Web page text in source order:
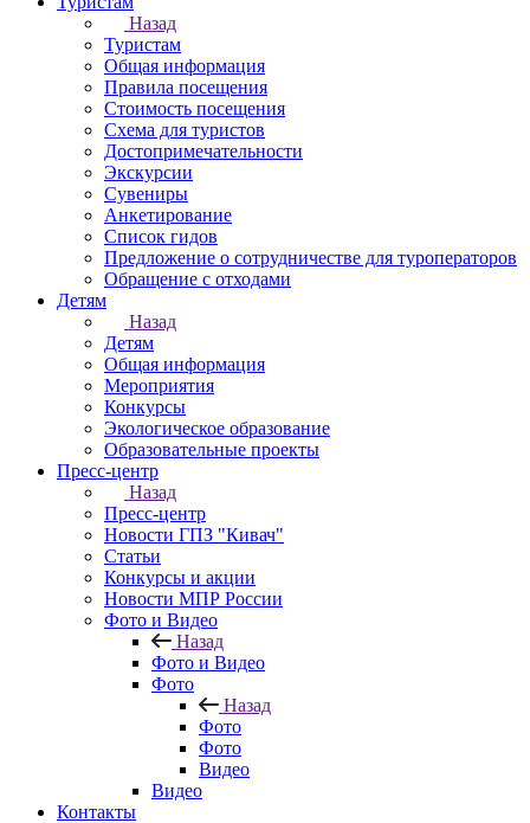
Назад
Туристам
Общая информация
Правила посещения
Стоимость посещения
Схема для туристов
Достопримечательности
Экскурсии
Сувениры
Анкетирование
Список гидов
Предложение о сотрудничестве для туроператоров
Обращение с отходами
Детям
Назад
Детям
Общая информация
Мероприятия
Конкурсы
Экологическое образование
Образовательные проекты
Пресс-центр
Назад
Пресс-центр
Новости ГПЗ "Кивач"
Статьи
Конкурсы и акции
Новости МПР России
Фото и Видео
Назад
Фото и Видео
Фото
Назад
Фото
Фото
Видео
Видео
Контакты